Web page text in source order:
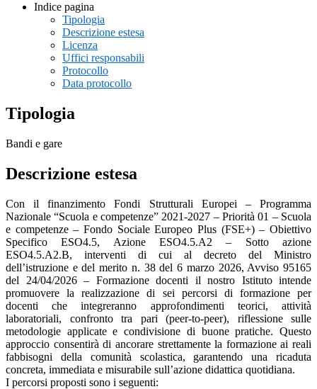
Indice pagina
Tipologia
Descrizione estesa
Licenza
Uffici responsabili
Protocollo
Data protocollo
Tipologia
Bandi e gare
Descrizione estesa
Con il finanzimentoFondi Strutturali Europei – Programma
Nazionale “Scuola e competenze” 2021-2027 – Priorità 01 – Scuola
e competenze – Fondo Sociale Europeo Plus (FSE+) – Obiettivo
Specifico ESO4.5, Azione ESO4.5.A2 – Sotto azione
ESO4.5.A2.B, interventi di cui al decreto del Ministro
dell’istruzione e del merito n. 38 del 6 marzo 2026, Avviso 95165
del 24/04/2026 – Formazione docenti il nostro Istituto intende
promuovere la realizzazione di sei percorsi di formazione per
docentiche integreranno approfondimenti teorici, attività
laboratoriali, confronto tra pari (peer-to-peer), riflessione sulle
metodologie applicate e condivisione di buone pratiche. Questo
approccio consentirà di ancorare strettamente la formazione ai reali
fabbisogni della comunità scolastica, garantendo una ricaduta
concreta, immediata e misurabile sull’azione didattica quotidiana.
I percorsi proposti sono i seguenti: